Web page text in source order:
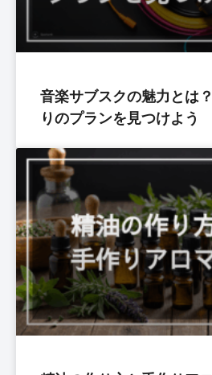
音楽サブスクの魅力とは
りのプランを見つけよう